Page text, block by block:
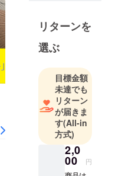
べて消費者
の方々の元
に届けたい
で、2019年
11月にオー
プンしまし
た。
今、世界で
は様々な問
題を解決す
リターンを
選ぶ
目標金額
未達でも
リターン
が届きま
す(All-in
方式)
2,0
00 円